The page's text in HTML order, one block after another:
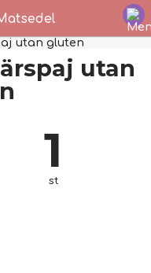
utan
1
st